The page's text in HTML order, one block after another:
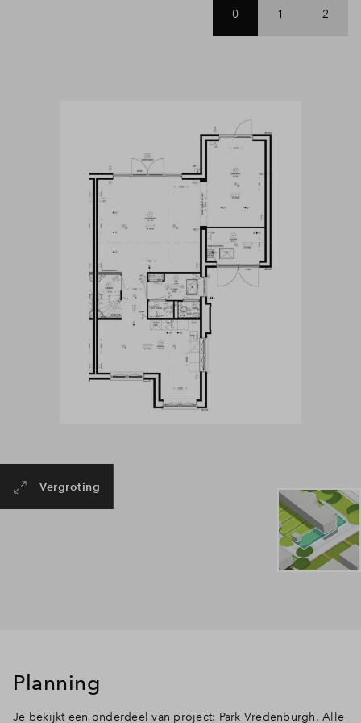
0 1 2
Vergroting
Planning
Je bekijkt een onderdeel van project: Park Vredenburgh. Alle